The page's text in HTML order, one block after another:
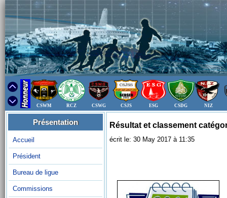
CSWM RCZ CSWG CSJS ESG CSDG NIZ
Présentation
Accueil
Président
Bureau de ligue
Commissions
Résultat et classement
écrit le: 30 May 2017 à 11:35